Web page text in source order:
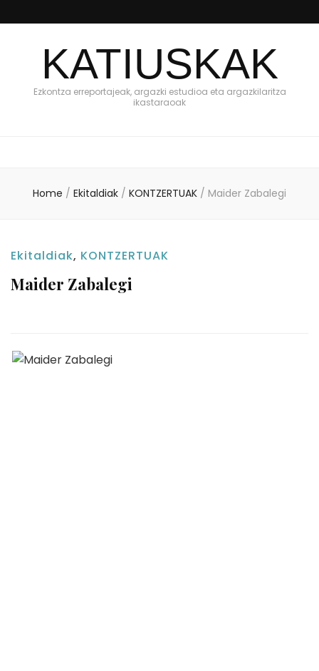
KATIUSKAK
Ezkontza erreportajeak, argazki estudioa eta argazkilaritza
ikastaraoak
Home / Ekitaldiak / KONTZERTUAK / Maider Zabalegi
Ekitaldiak, KONTZERTUAK
Maider Zabalegi